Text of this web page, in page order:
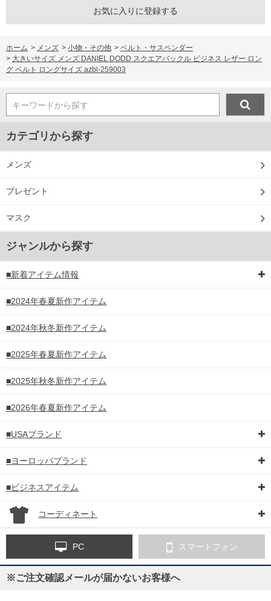
お気に入りに登録する
ホーム > メンズ > 小物・その他 > ベルト・サスペンダー
> 大きいサイズ メンズ DANIEL DODD スクエアバックル ビジネス レザー ロン
グ ベルト ロングサイズ azbl-259003
キーワードから探す
カテゴリから探す
メンズ
プレゼント
マスク
ジャンルから探す
■新着アイテム情報
■2024年春夏新作アイテム
■2024年秋冬新作アイテム
■2025年春夏新作アイテム
■2025年秋冬新作アイテム
■2026年春夏新作アイテム
■USAブランド
■ヨーロッパブランド
■ビジネスアイテム
コーディネート
PC スマートフォン
※ご注文確認メールが届かないお客様へ